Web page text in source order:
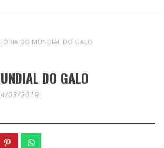
DO MUNDIAL DO GALO
DO GALO
03/2019